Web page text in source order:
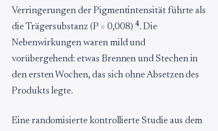
Verringerungen der Pigmentintensität führte als
die Trägersubstanz (P = 0,008)4. Die
Nebenwirkungen waren mild und
vorübergehend: etwas Brennen und Stechen in
den ersten Wochen, das sich ohne Absetzen des
Produkts legte.
Eine randomisierte kontrollierte Studie aus dem